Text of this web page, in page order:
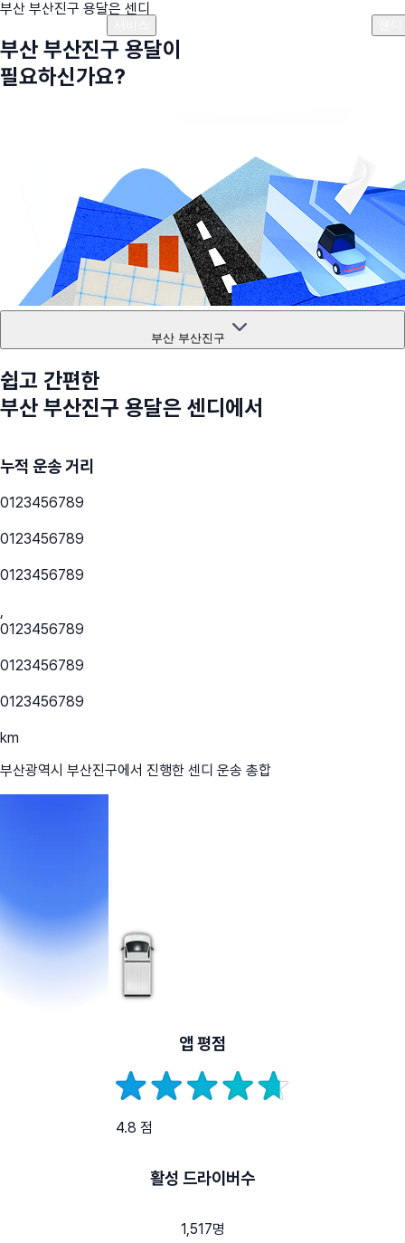
부산 부산진구 용달은 센디
부산 부산진구 용달이
필요하신가요?
부산 부산진구
쉽고 간편한
부산 부산진구 용달은 센디에서
누적 운송 거리
0123456789
0123456789
0123456789
,
0123456789
0123456789
0123456789
km
부산광역시 부산진구에서 진행한 센디 운송 총합
앱 평점
4.8 점
활성 드라이버수
1,517명